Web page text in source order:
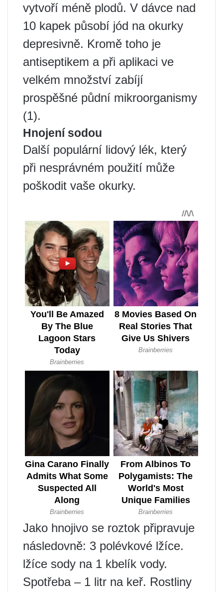
vytvoří méně plodů. V dávce nad
10 kapek působí jód na okurky
depresivně. Kromě toho je
antiseptikem a při aplikaci ve
velkém množství zabíjí
prospěšné půdní mikroorganismy
(1).
Hnojení sodou
Další populární lidový lék, který
při nesprávném použití může
poškodit vaše okurky.
Jako hnojivo se roztok připravuje
následovně: 3 polévkové lžíce.
lžíce sody na 1 kbelík vody.
Spotřeba – 1 litr na keř. Rostliny